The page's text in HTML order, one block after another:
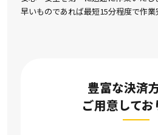
早いものであれば最短15分程度で作業
豊富な決済
ご用意してお